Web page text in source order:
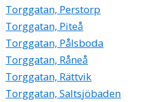
Torggatan, Perstorp
Torggatan, Piteå
Torggatan, Pålsboda
Torggatan, Råneå
Torggatan, Rättvik
Torggatan, Saltsjöbaden